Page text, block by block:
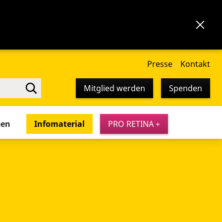
Presse Kontakt
Mitglied werden Spenden
Infomaterial PRO RETINA +